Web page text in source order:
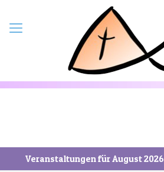
Veranstaltungen für August 2026